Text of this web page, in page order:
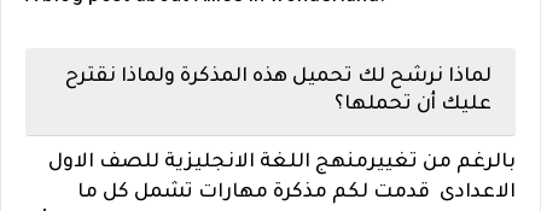
لماذا نرشح لك تحميل هذه المذكرة ولماذا نقترح
عليك أن تحملها؟
بالرغم من تغييرمنهج اللغة الانجليزية للصف الاول
الاعدادى قدمت لكم مذكرة مهارات تشمل كل ما